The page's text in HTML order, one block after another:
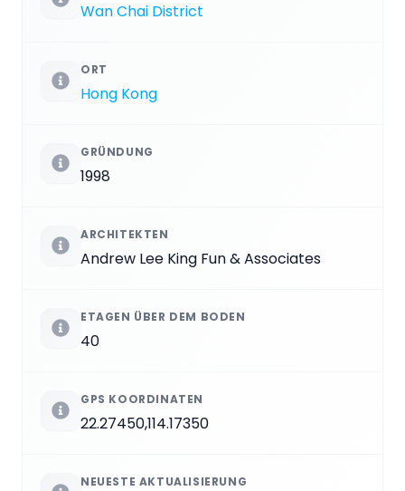
Wan Chai District
ORT
Hong Kong
GRÜNDUNG
1998
ARCHITEKTEN
Andrew Lee King Fun & Associates
ETAGEN ÜBER DEM BODEN
40
GPS KOORDINATEN
22.27450,114.17350
NEUESTE AKTUALISIERUNG